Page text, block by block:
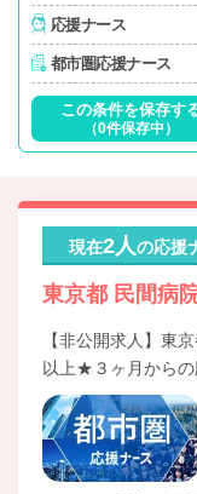
応援ナース
都市圏応援ナース
この条件を保存す
（0件保存中）
現在2人の応援
東京都 民間病
【非公開求人】東
以上★３ヶ月からの